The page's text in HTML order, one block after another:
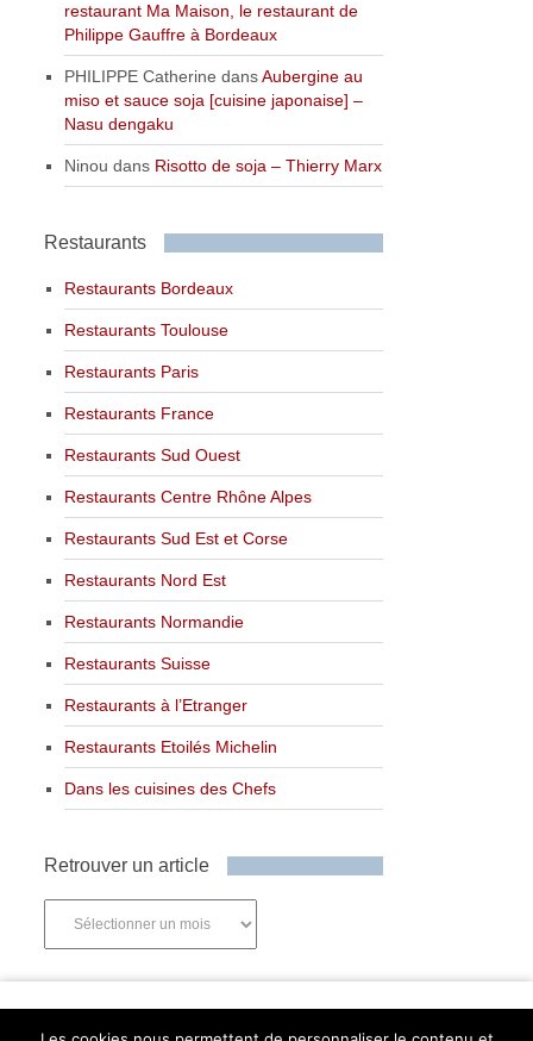
restaurant Ma Maison, le restaurant de
Philippe Gauffre à Bordeaux
PHILIPPE Catherine dansAubergine au
miso et sauce soja [cuisine japonaise] –
Nasu dengaku
Ninou dans Risotto de soja – Thierry Marx
Restaurants
Restaurants Bordeaux
Restaurants Toulouse
Restaurants Paris
Restaurants France
Restaurants Sud Ouest
Restaurants Centre Rhône Alpes
Restaurants Sud Est et Corse
Restaurants Nord Est
Restaurants Normandie
Restaurants Suisse
Restaurants à l’Etranger
Restaurants Etoilés Michelin
Dans les cuisines des Chefs
Retrouver un article